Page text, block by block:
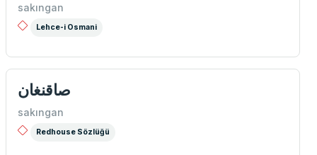
sakıngan
Lehce-i Osmani
صاقنغان
sakıngan
Redhouse Sözlüğü